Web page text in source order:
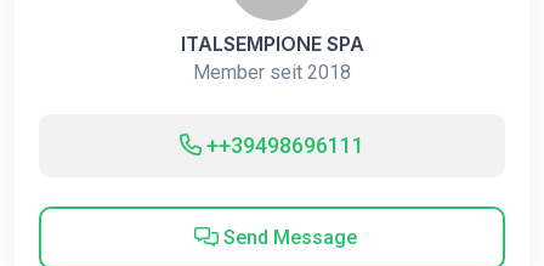
ITALSEMPIONE SPA
Member seit 2018
++39498696111
Send Message